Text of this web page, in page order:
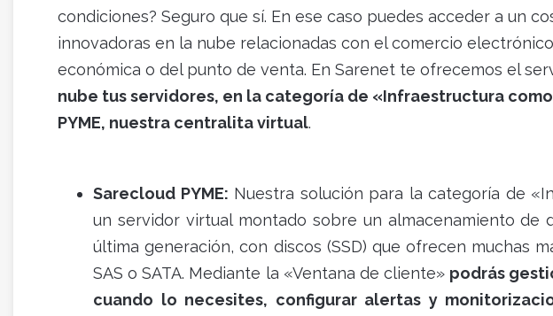
condiciones? Seguro que sí. En ese caso puedes acceder a un
innovadoras en la nube relacionadas con el comercio
económica o del punto de venta. En Sarenet te ofrecemos el
nube tus servidores, en la categoría de «Infraestructura
PYME, nuestra centralita virtual.
Sarecloud PYME: Nuestra solución para la categoría de
un servidor virtual montado sobre un almacenamiento de
última generación, con discos (SSD) que ofrecen muchas
SAS o SATA. Mediante la «Ventana de cliente» podrás
cuando lo necesites, configurar alertas y